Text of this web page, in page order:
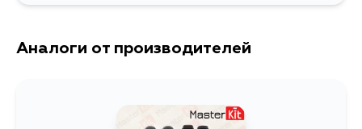
г. Владивосток,
Аналоги от производителей